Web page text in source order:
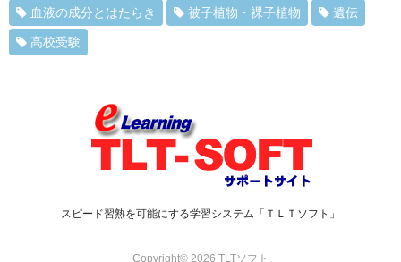
血液の成分とはたらき 被子植物・裸子植物 遺伝
高校受験
スピード習熟を可能にする学習システム「ＴＬＴソフト」
Copyright© 2026 TLTソフト